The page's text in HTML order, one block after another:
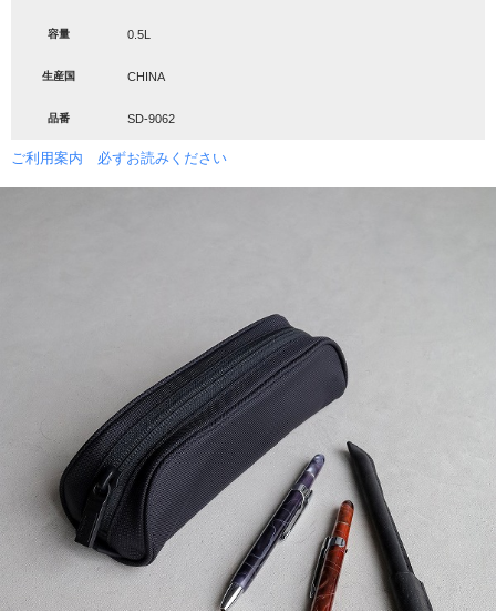
容量 0.5L
生産国 CHINA
品番 SD-9062
ご利用案内 必ずお読みください